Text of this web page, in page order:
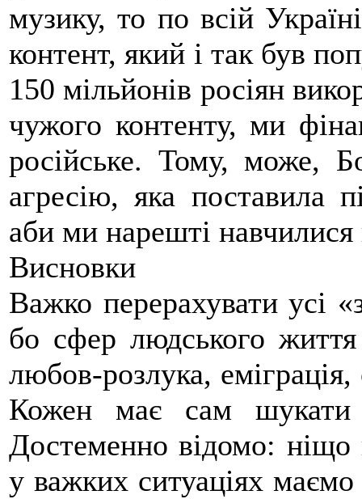
музику, то по всій
контент, який і так був
150 мільйонів росіян
чужого контенту, ми
російське. Тому, може,
агресію, яка поставила
аби ми нарешті навчилися
Висновки
Важко перерахувати усі
бо сфер людського життя
любов-розлука,
Кожен має сам шукати
Достеменно відомо: ніщо
у важких ситуаціях